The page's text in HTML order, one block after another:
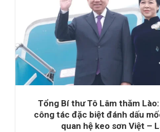
Tổng Bí thư Tô Lâm thăm
công tác đặc biệt đánh dấu
quan hệ keo sơn Việt –